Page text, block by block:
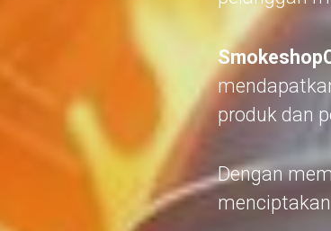
produk dan
Dengan